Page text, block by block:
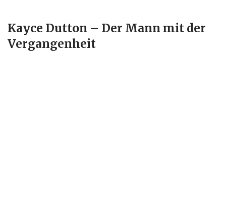
Kayce Dutton – Der Mann mit der
Vergangenheit